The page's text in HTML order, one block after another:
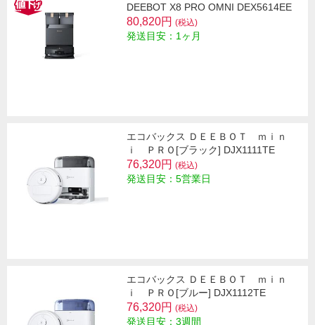
DEEBOT X8 PRO OMNI DEX5614EE
80,820円 (税込)
発送目安：1ヶ月
エコバックス ＤＥＥＢＯＴ ｍｉｎ
ｉ ＰＲＯ[ブラック] DJX1111TE
76,320円 (税込)
発送目安：5営業日
エコバックス ＤＥＥＢＯＴ ｍｉｎ
ｉ ＰＲＯ[ブルー] DJX1112TE
76,320円 (税込)
発送目安：3週間